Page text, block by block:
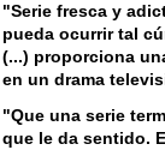
"Serie fresca y
pueda ocurrir tal
(...) proporciona
en un drama
"Que una serie
que le da sentido.